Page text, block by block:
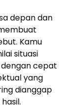
depan dan
Kamu
situasi
cepat
yang
dianggap